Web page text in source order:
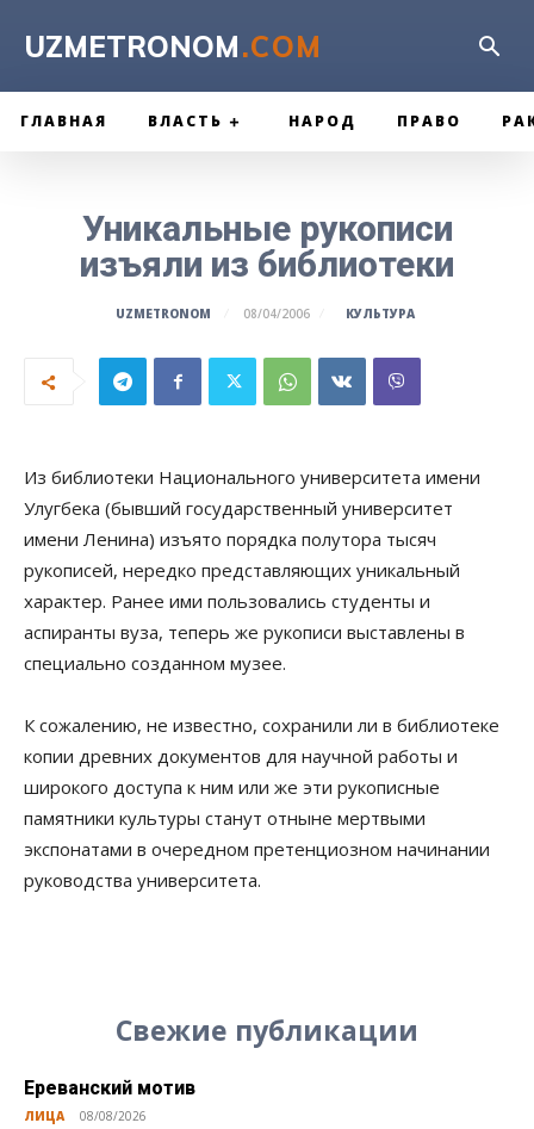
UZMETRONOM.COM
ГЛАВНАЯ ВЛАСТЬ НАРОД ПРАВО
Уникальные рукописи
изъяли из библиотеки
UZMETRONOM 08/04/2006 КУЛЬТУРА
Из библиотеки Национального университета имени
Улугбека (бывший государственный университет
имени Ленина) изъято порядка полутора тысяч
рукописей, нередко представляющих уникальный
характер. Ранее ими пользовались студенты и
аспиранты вуза, теперь же рукописи выставлены в
специально созданном музее.
К сожалению, не известно, сохранили ли в библиотеке
копии древних документов для научной работы и
широкого доступа к ним или же эти рукописные
памятники культуры станут отныне мертвыми
экспонатами в очередном претенциозном начинании
руководства университета.
Свежие публикации
Ереванский мотив
ЛИЦА 08/08/2026